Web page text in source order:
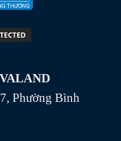
Phường Bình